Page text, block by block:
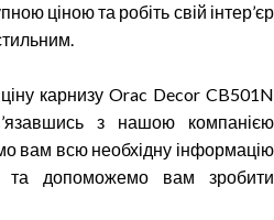
ціною та робіть свій інтер’єр
карнизу Orac Decor CB501N
з нашою компанією
вам всю необхідну інформацію
та допоможемо вам зробити